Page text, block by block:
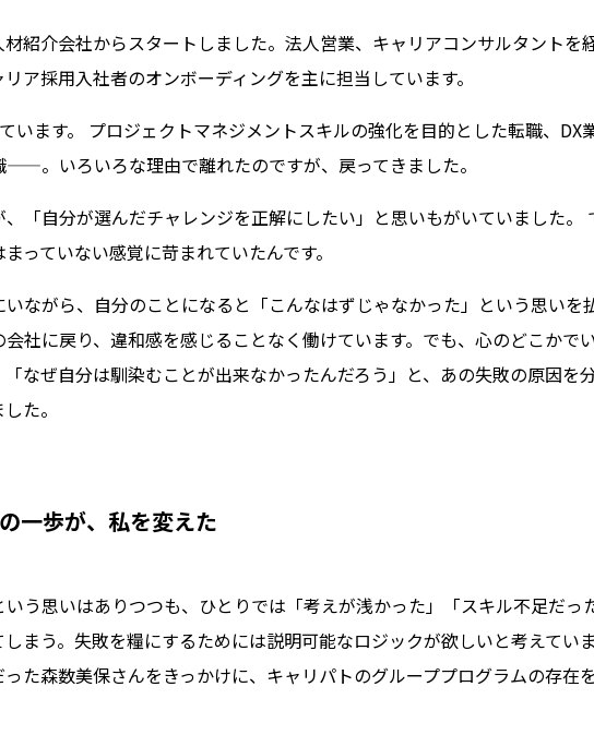
紹介会社からスタートしました。法人営業、キャリアコンサルタントを
ア採用入社者のオンボーディングを主に担当しています。
います。 プロジェクトマネジメントスキルの強化を目的とした転職、DX
。いろいろな理由で離れたのですが、戻ってきました。
「自分が選んだチャレンジを正解にしたい」と思いもがいていました。
っていない感覚に苛まれていたんです。
ながら、自分のことになると「こんなはずじゃなかった」という思いを
社に戻り、違和感を感じることなく働けています。でも、心のどこかで
なぜ自分は馴染むことが出来なかったんだろう」と、あの失敗の原因を
た。
一歩が、私を変えた
いう思いはありつつも、ひとりでは「考えが浅かった」「スキル不足だっ
まう。失敗を糧にするためには説明可能なロジックが欲しいと考えてい
た森数美保さんをきっかけに、キャリパトのグループプログラムの存在